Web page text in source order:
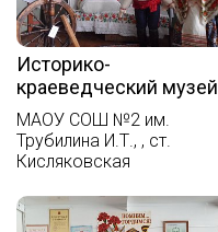
Историко-
краеведческий музей
МАОУ СОШ №2 им.
Трубилина И.Т., , ст.
Кисляковская